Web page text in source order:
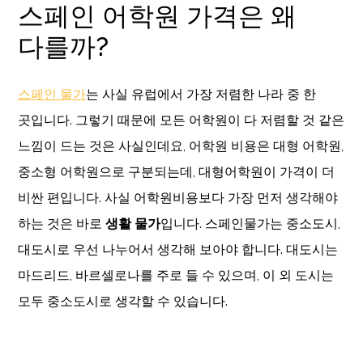
스페인 어학원 가격은 왜
다를까?
스페인 물가는 사실 유럽에서 가장 저렴한 나라 중 한
곳입니다. 그렇기 때문에 모든 어학원이 다 저렴할 것 같은
느낌이 드는 것은 사실인데요, 어학원 비용은 대형 어학원,
중소형 어학원으로 구분되는데, 대형어학원이 가격이 더
비싼 편입니다. 사실 어학원비용보다 가장 먼저 생각해야
하는 것은 바로생활 물가입니다. 스페인물가는 중소도시,
대도시로 우선 나누어서 생각해 보아야 합니다. 대도시는
마드리드, 바르셀로나를 주로 들 수 있으며, 이 외 도시는
모두 중소도시로 생각할 수 있습니다.